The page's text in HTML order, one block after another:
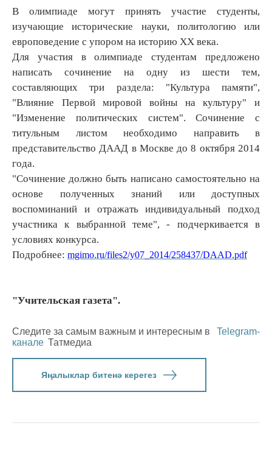
В олимпиаде могут принять участие студенты,
изучающие исторические науки, политологию или
европоведение с упором на историю XX века.
Для участия в олимпиаде студентам предложено
написать сочинение на одну из шести тем,
составляющих три раздела: "Культура памяти",
"Влияние Первой мировой войны на культуру" и
"Изменение политических систем". Сочинение с
титульным листом необходимо направить в
представительство ДААД в Москве до 8 октября 2014
года.
"Сочинение должно быть написано самостоятельно на
основе полученных знаний или доступных
воспоминаний и отражать индивидуальный подход
участника к выбранной теме", - подчеркивается в
условиях конкурса.
Подробнее: mgimo.ru/files2/y07_2014/258437/DAAD.pdf
"Учительская газета".
Следите за самым важным и интересным в
Telegram-
канале Татмедиа
Яңалыклар битенә керегез